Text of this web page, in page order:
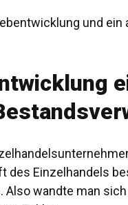
und
Einzelhandels
wandte man sich